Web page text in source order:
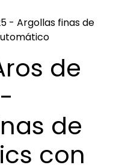
- Argollas finas de
de
de
con